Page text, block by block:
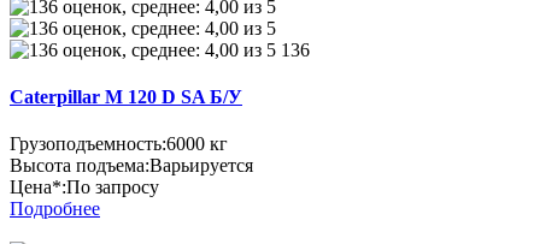
136
Caterpillar M 120 D SA Б/У
Грузоподъемность:6000 кг
Высота подъема:Варьируется
Цена*:По запросу
Подробнее